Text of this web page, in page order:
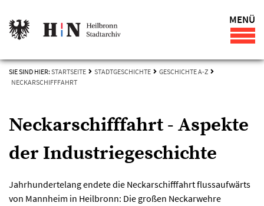
MENÜ
SIE SIND HIER: STARTSEITE STADTGESCHICHTE
GESCHICHTE A-Z
NECKARSCHIFFFAHRT
Neckarschifffahrt - Aspekte
der Industriegeschichte
Jahrhundertelang endete die Neckarschifffahrt flussaufwärts
von Mannheim in Heilbronn: Die großen Neckarwehre